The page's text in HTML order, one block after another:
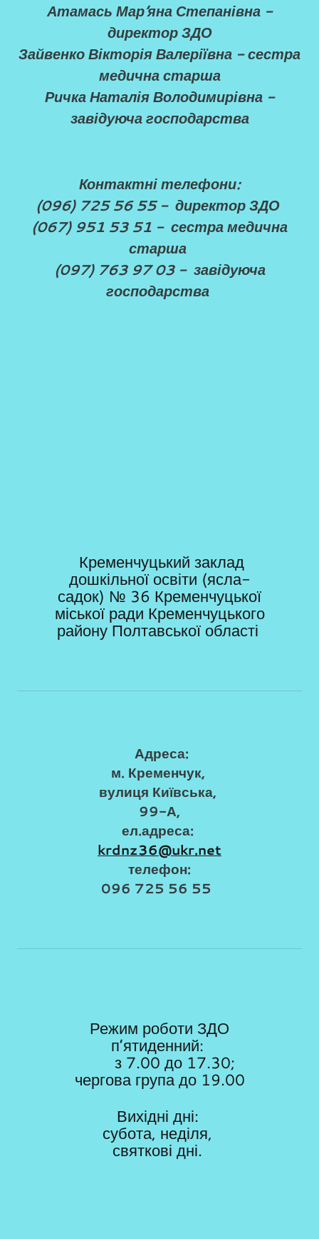
Атамась Мар’яна ​Степанівна -
директор ЗДО
Зайвенко Вікторія Валеріївна - сестра
медична старша
Ричка Наталія Володимирівна -
завідуюча господарства
Контактні телефони:
(096) 725 56 55 - директор ЗДО
(067) 951 53 51 - сестра медична
старша
(097) 763 97 03 - завідуюча
господарства
Кременчуцький заклад
дошкільної освіти (ясла-
садок) № 36 Кременчуцької
міської ради Кременчуцького
району Полтавської області
Адреса:
м. Кременчук,
вулиця Київська,
99-А,
ел.адреса:
krdnz36@ukr.net
телефон:
096 725 56 55
Режим роботи ЗДО
п’ятиденний:
з 7.00 до 17.30;
чергова група до 19.00
Вихідні дні:
субота, неділя,
святкові дні.